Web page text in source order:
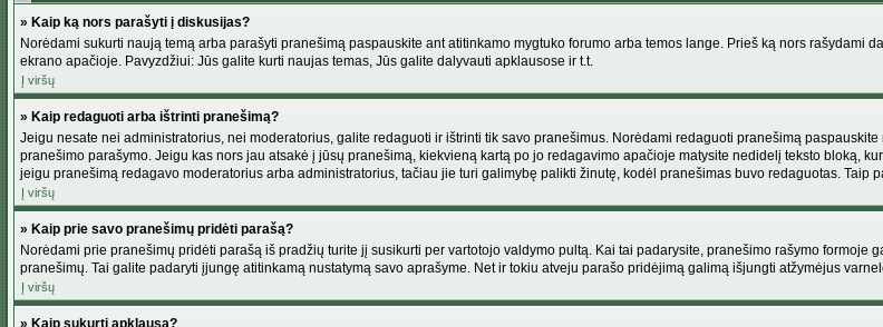
» Kaip ką nors parašyti į diskusijas?
Norėdami sukurti naują temą arba parašyti pranešimą paspauskite ant atitinkamo mygtuko forumo arba temos lange. Prieš ką nors
ekrano apačioje. Pavyzdžiui: Jūs galite kurti naujas temas, Jūs galite dalyvauti apklausose ir t.t.
Į viršų
» Kaip redaguoti arba ištrinti pranešimą?
Jeigu nesate nei administratorius, nei moderatorius, galite redaguoti ir ištrinti tik savo pranešimus. Norėdami redaguoti pranešimą
pranešimo parašymo. Jeigu kas nors jau atsakė į jūsų pranešimą, kiekvieną kartą po jo redagavimo apačioje matysite nedidelį teksto bloką,
jeigu pranešimą redagavo moderatorius arba administratorius, tačiau jie turi galimybę palikti žinutę, kodėl pranešimas buvo redaguotas.
Į viršų
» Kaip prie savo pranešimų pridėti parašą?
Norėdami prie pranešimų pridėti parašą iš pradžių turite jį susikurti per vartotojo valdymo pultą. Kai tai padarysite, pranešimo rašymo formoje
pranešimų. Tai galite padaryti įjungę atitinkamą nustatymą savo aprašyme. Net ir tokiu atveju parašo pridėjimą galimą išjungti atžymėjus
Į viršų
» Kaip sukurti apklausą?